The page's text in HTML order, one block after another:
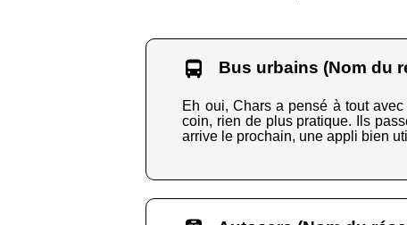
Bus urbains (Nom du
Eh oui, Chars a pensé à tout
coin, rien de plus pratique. Ils
arrive le prochain, une appli bien